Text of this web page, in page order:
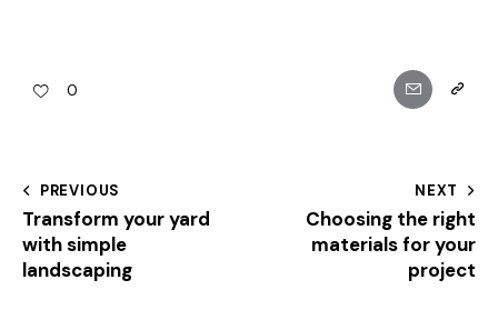
0
PREVIOUS
Transform your yard
with simple
landscaping
NEXT
Choosing the right
materials for your
project